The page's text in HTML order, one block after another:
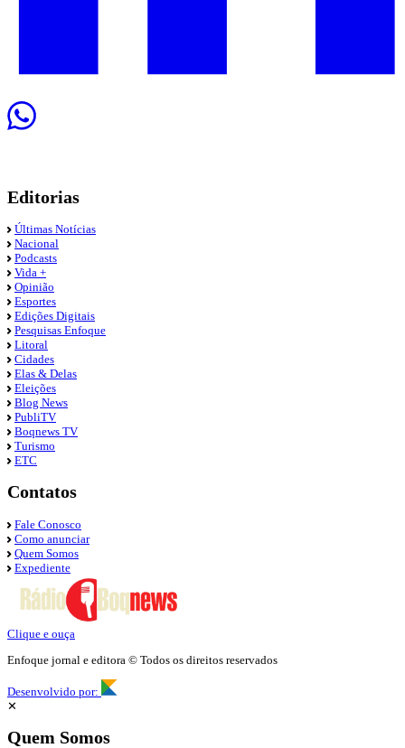
Editorias
Últimas Notícias
Nacional
Podcasts
Vida +
Opinião
Esportes
Edições Digitais
Pesquisas Enfoque
Litoral
Cidades
Elas & Delas
Eleições
Blog News
PubliTV
Boqnews TV
Turismo
ETC
Contatos
Fale Conosco
Como anunciar
Quem Somos
Expediente
Clique e ouça
Enfoque jornal e editora © Todos os direitos reservados
Desenvolvido por:
✕
Quem Somos